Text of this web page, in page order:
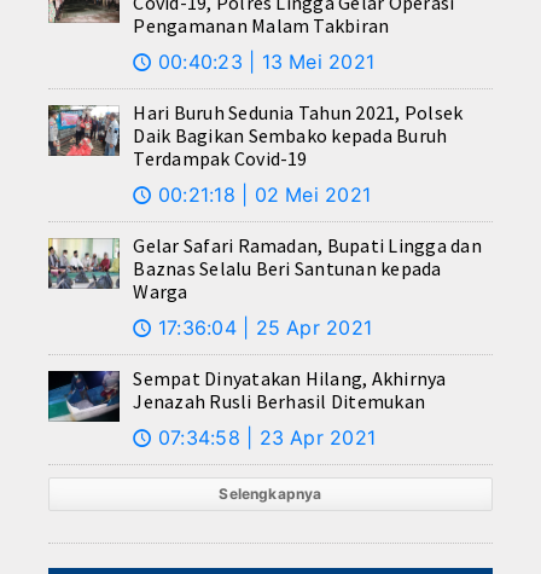
Pengamanan Malam Takbiran
🕔 00:40:23 | 13 Mei 2021
Hari Buruh Sedunia Tahun 2021, Polsek
Daik Bagikan Sembako kepada Buruh
Terdampak Covid-19
🕔 00:21:18 | 02 Mei 2021
Gelar Safari Ramadan, Bupati Lingga dan
Baznas Selalu Beri Santunan kepada
Warga
🕔 17:36:04 | 25 Apr 2021
Sempat Dinyatakan Hilang, Akhirnya
Jenazah Rusli Berhasil Ditemukan
🕔 07:34:58 | 23 Apr 2021
Selengkapnya